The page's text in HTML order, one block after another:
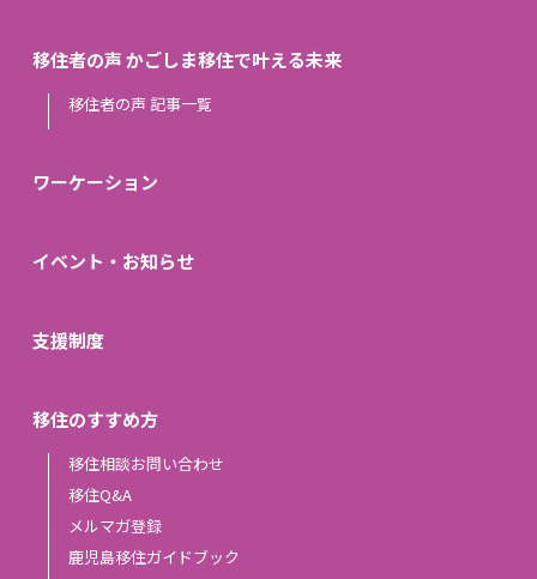
移住者の声 かごしま移住で叶える未来
移住者の声 記事一覧
ワーケーション
イベント・お知らせ
支援制度
移住のすすめ方
移住相談お問い合わせ
移住Q&A
メルマガ登録
鹿児島移住ガイドブック